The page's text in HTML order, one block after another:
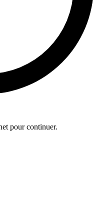
pour continuer.